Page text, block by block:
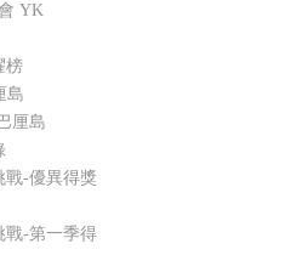
YK
榜
島
厘島
戰-優異得獎
戰-第一季得